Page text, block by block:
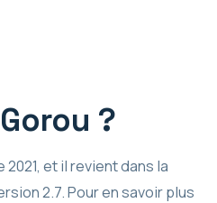
?
et il revient dans la
2.7. Pour en savoir plus